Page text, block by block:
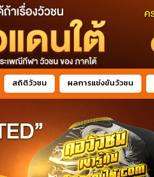
สถิติวัวชน ผลการแข่งขันวัวชน